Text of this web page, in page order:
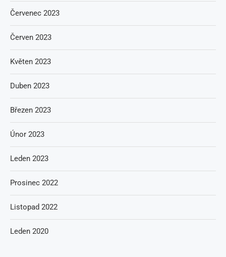
Červenec 2023
Červen 2023
Květen 2023
Duben 2023
Březen 2023
Únor 2023
Leden 2023
Prosinec 2022
Listopad 2022
Leden 2020